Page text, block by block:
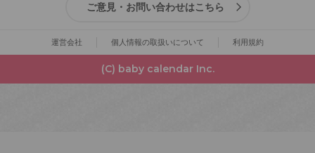
ご意見・お問い合わせはこちら
運営会社 個人情報の取扱いについて 利用規約
(C) baby calendar Inc.